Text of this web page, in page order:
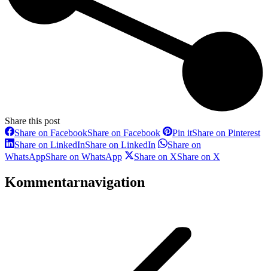
Share this post
Share on FacebookShare on Facebook Pin itShare on Pinterest
Share on LinkedInShare on LinkedIn
Share on
WhatsAppShare on WhatsApp Share on XShare on X
Kommentarnavigation